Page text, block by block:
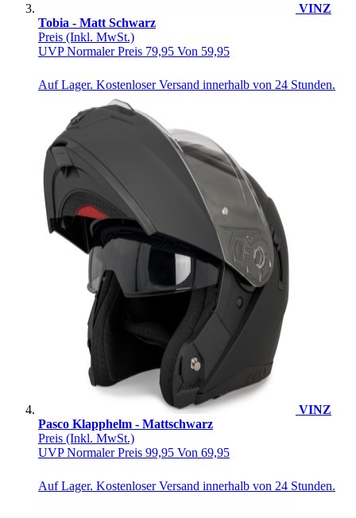
VINZ
Tobia - Matt Schwarz
Preis (Inkl. MwSt.)
UVPNormaler Preis 79,95 Von 59,95
Auf Lager. Kostenloser Versand innerhalb von 24 Stunden.
VINZ
Pasco Klapphelm - Mattschwarz
Preis (Inkl. MwSt.)
UVPNormaler Preis 99,95 Von 69,95
Auf Lager. Kostenloser Versand innerhalb von 24 Stunden.